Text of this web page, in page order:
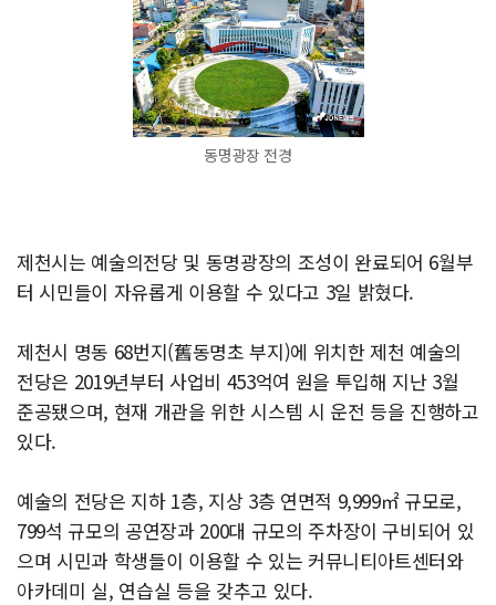
동명광장 전경
제천시는 예술의전당 및 동명광장의 조성이 완료되어 6월부
터 시민들이 자유롭게 이용할 수 있다고 3일 밝혔다.
제천시 명동 68번지(舊동명초 부지)에 위치한 제천 예술의
전당은 2019년부터 사업비 453억여 원을 투입해 지난 3월
준공됐으며, 현재 개관을 위한 시스템 시 운전 등을 진행하고
있다.
예술의 전당은 지하 1층, 지상 3층 연면적 9,999㎡ 규모로,
799석 규모의 공연장과 200대 규모의 주차장이 구비되어 있
으며 시민과 학생들이 이용할 수 있는 커뮤니티아트센터와
아카데미 실, 연습실 등을 갖추고 있다.